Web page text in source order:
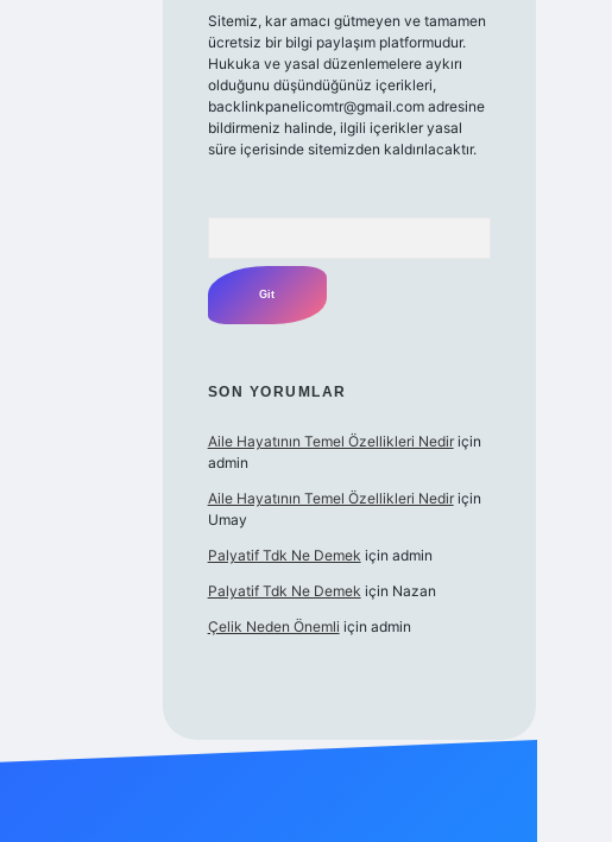
Sitemiz, kar amacı gütmeyen ve tamamen
ücretsiz bir bilgi paylaşım platformudur.
Hukuka ve yasal düzenlemelere aykırı
olduğunu düşündüğünüz içerikleri,
backlinkpanelicomtr@gmail.comadresine
bildirmeniz halinde, ilgili içerikler yasal
süre içerisinde sitemizden kaldırılacaktır.
SON YORUMLAR
Aile Hayatının Temel Özellikleri Nediriçin
admin
Aile Hayatının Temel Özellikleri Nediriçin
Umay
Palyatif Tdk Ne Demek için admin
Palyatif Tdk Ne Demek için Nazan
Çelik Neden Önemli için admin